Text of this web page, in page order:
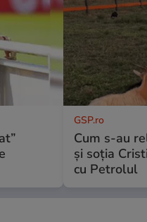
GSP.ro
Cum s-au
și soția
cu Petrolul